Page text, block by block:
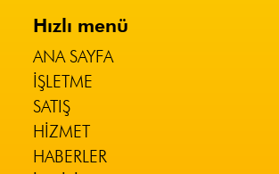
Hızlı menü
ANA SAYFA
İŞLETME
SATIŞ
HIZMET
HABERLER